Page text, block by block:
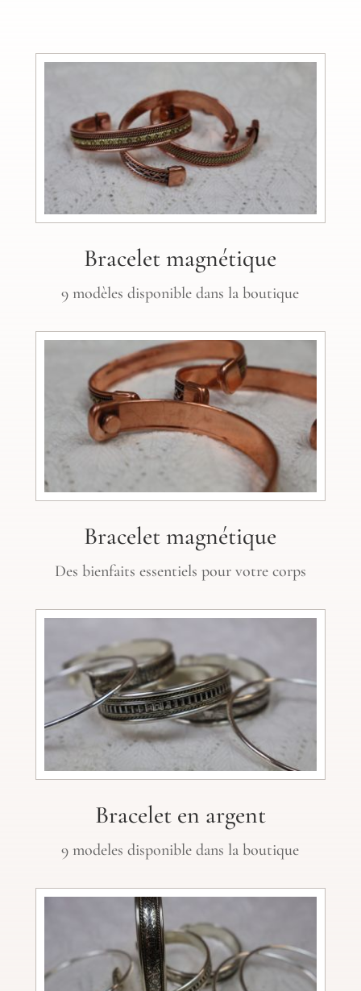
Bracelet magnétique
9 modèles disponible dans la boutique
Bracelet magnétique
Des bienfaits essentiels pour votre corps
Bracelet en argent
9 modeles disponible dans la boutique